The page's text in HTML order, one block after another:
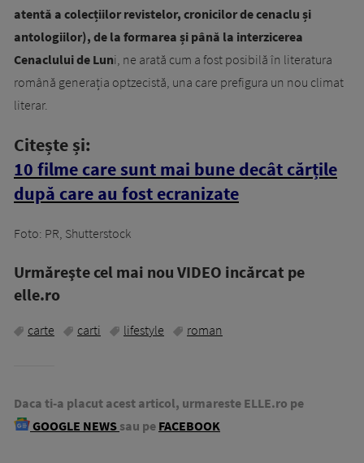
atentă a colecțiilor revistelor, cronicilor de cenaclu și
antologiilor), de la formarea și până la interzicerea
Cenaclului de Luni, ne arată cum a fost posibilă în literatura
română generația optzecistă, una care prefigura un nou climat
literar.
Citește și:
10 filme care sunt mai bune decât cărțile
după care au fost ecranizate
Foto: PR, Shutterstock
Urmăreşte cel mai nou VIDEO incărcat pe
elle.ro
carte carti lifestyle roman
Daca ti-a placut acest articol, urmareste ELLE.ro pe
GOOGLE NEWS sau pe FACEBOOK